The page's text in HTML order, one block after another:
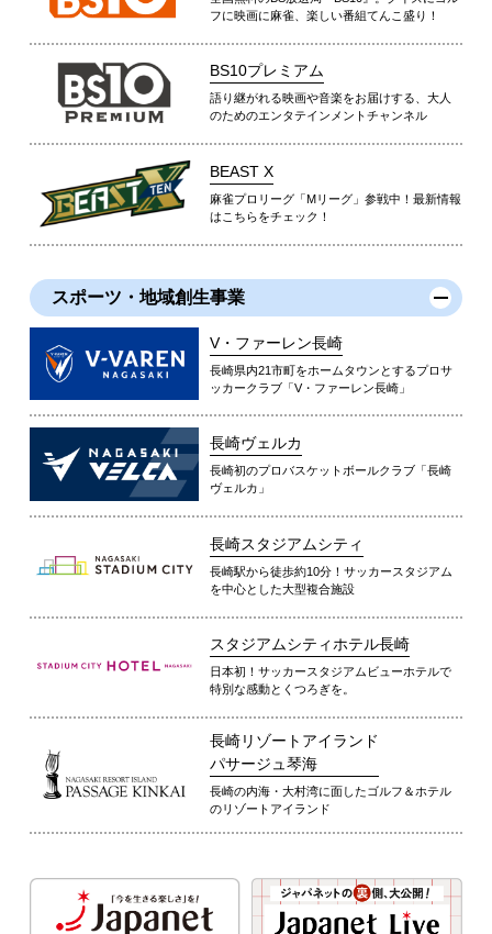
フに映画に麻雀、楽しい番組てんこ盛り！
BS10プレミアム
語り継がれる映画や音楽をお届けする、大人
のためのエンタテインメントチャンネル
BEAST X
麻雀プロリーグ「Mリーグ」参戦中！最新情報
はこちらをチェック！
スポーツ・地域創生事業
V・ファーレン長崎
長崎県内21市町をホームタウンとするプロサ
ッカークラブ「V・ファーレン長崎」
長崎ヴェルカ
長崎初のプロバスケットボールクラブ「長崎
ヴェルカ」
長崎スタジアムシティ
長崎駅から徒歩約10分！サッカースタジアム
を中心とした大型複合施設
スタジアムシティホテル長崎
日本初！サッカースタジアムビューホテルで
特別な感動とくつろぎを。
長崎リゾートアイランド
パサージュ琴海
長崎の内海・大村湾に面したゴルフ＆ホテル
のリゾートアイランド